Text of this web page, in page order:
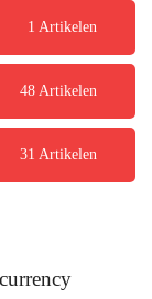
1 Artikelen
48 Artikelen
31 Artikelen